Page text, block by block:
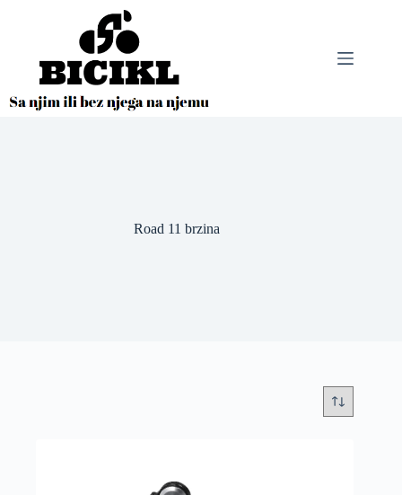
Road 11 brzina